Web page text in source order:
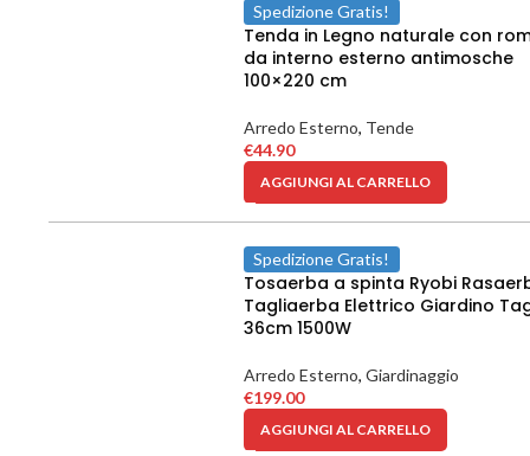
Spedizione Gratis!
Tenda in Legno naturale con
da interno esterno antimosche
100×220 cm
Arredo Esterno, Tende
€44.90
AGGIUNGI AL CARRELLO
Spedizione Gratis!
Tosaerba a spinta Ryobi
Tagliaerba Elettrico Giardino
36cm 1500W
Arredo Esterno, Giardinaggio
€199.00
AGGIUNGI AL CARRELLO